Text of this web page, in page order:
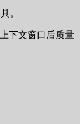
。
下文窗口后质量